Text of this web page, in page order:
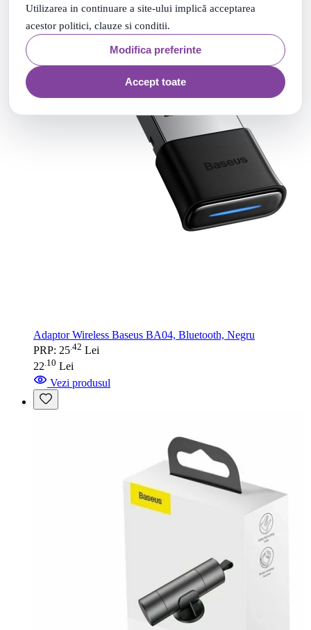
Utilizarea in continuare a site-ului implică acceptarea
acestor politici, clauze si conditii.
Modifica preferinte
Accept toate
Adaptor Wireless Baseus BA04, Bluetooth, Negru
PRP: 25.42 Lei
22 10 Lei
Vezi produsul